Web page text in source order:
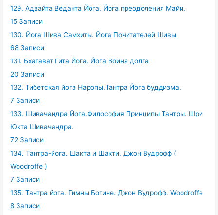
129. Адвайта Веданта Йога. Йога преодоления Майи.
15 Записи
130. Йога Шива Самхиты. Йога Почитателей Шивы
68 Записи
131. Бхагават Гита Йога. Йога Война долга
20 Записи
132. Тибетская йога Наропы.Тантра Йога буддизма.
7 Записи
133. Шивачандра Йога.Философия Принципы Тантры. Шри
Юкта Шивачандра.
72 Записи
134. Тантра-йога. Шакта и Шакти. Джон Вудрофф (
Woodroffe )
7 Записи
135. Тантра йога. Гимны Богине. Джон Вудрофф. Woodroffe
8 Записи